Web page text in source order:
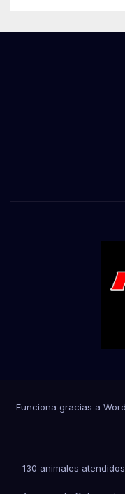
Funciona gracias a
130 animales